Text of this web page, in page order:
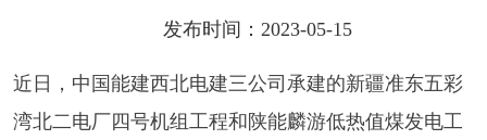
发布时间：2023-05-15
近日，中国能建西北电建三公司承建的新疆准东五彩
湾北二电厂四号机组工程和陕能麟游低热值煤发电工